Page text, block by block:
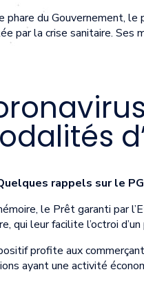
phare du Gouvernement,
par la crise sanitaire. Ses
rappels sur le
le Prêt garanti par
qui leur facilite l’octroi
profite aux
ayant une activité